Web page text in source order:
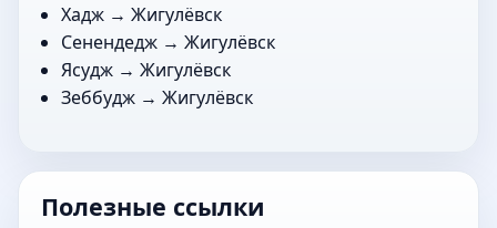
Хадж → Жигулёвск
Сенендедж → Жигулёвск
Ясудж → Жигулёвск
Зеббудж → Жигулёвск
Полезные ссылки